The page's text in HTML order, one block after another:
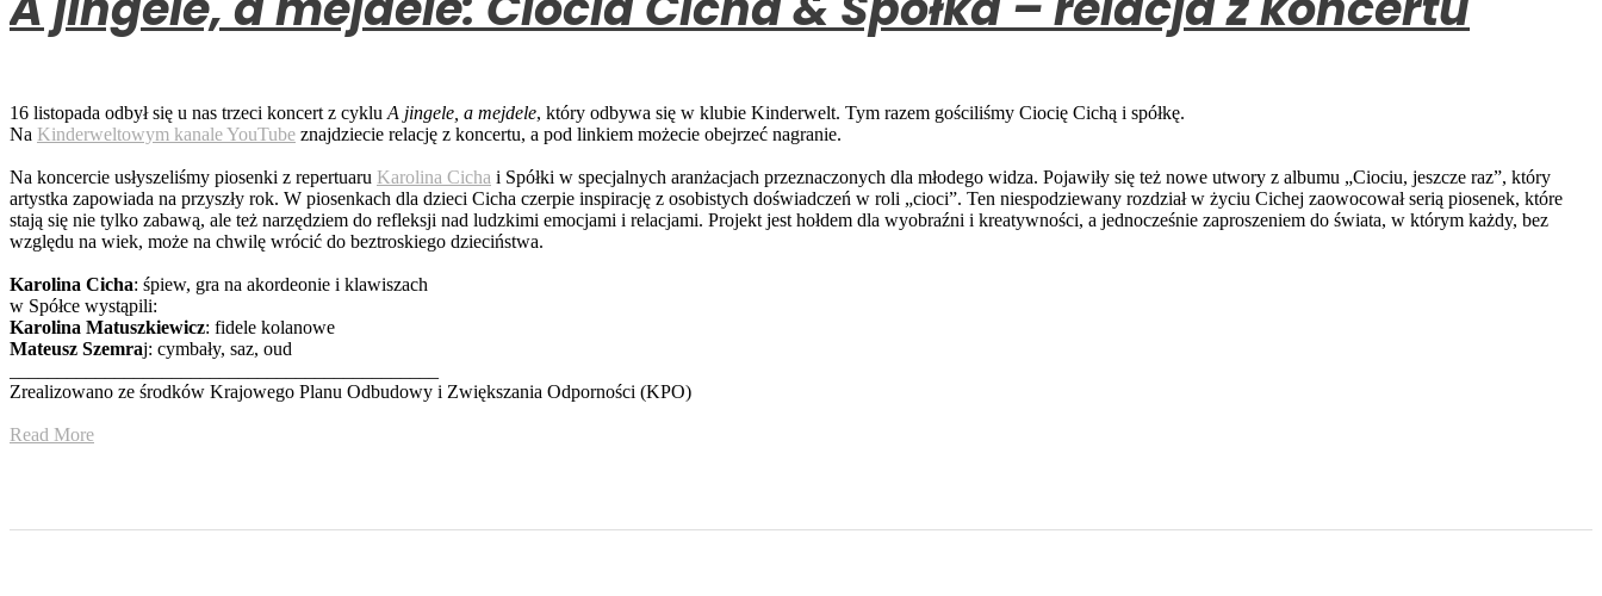
16 listopada odbył się u nas trzeci koncert z cykluA jingele, a mejdele, który odbywa się w klubie Kinderwelt. Tym razem gościliśmy Ciocię Cichą i spółkę.
Na Kinderweltowym kanale YouTube znajdziecie relację z koncertu, a pod linkiem możecie obejrzeć nagranie.
Na koncercie usłyszeliśmy piosenki z repertuaru Karolina Cicha i Spółki w specjalnych aranżacjach przeznaczonych dla młodego widza. Pojawiły się też nowe utwory z albumu „Ciociu, jeszcze raz”, który
artystka zapowiada na przyszły rok. W piosenkach dla dzieci Cicha czerpie inspirację z osobistych doświadczeń w roli „cioci”. Ten niespodziewany rozdział w życiu Cichej zaowocował serią piosenek, które
stają się nie tylko zabawą, ale też narzędziem do refleksji nad ludzkimi emocjami i relacjami. Projekt jest hołdem dla wyobraźni i kreatywności, a jednocześnie zaproszeniem do świata, w którym każdy, bez
względu na wiek, może na chwilę wrócić do beztroskiego dzieciństwa.
Karolina Cicha: śpiew, gra na akordeonie i klawiszach
w Spółce wystąpili:
Karolina Matuszkiewicz: fidele kolanowe
Mateusz Szemraj: cymbały, saz, oud
Zrealizowano ze środków Krajowego Planu Odbudowy i Zwiększania Odporności (KPO)
Read More